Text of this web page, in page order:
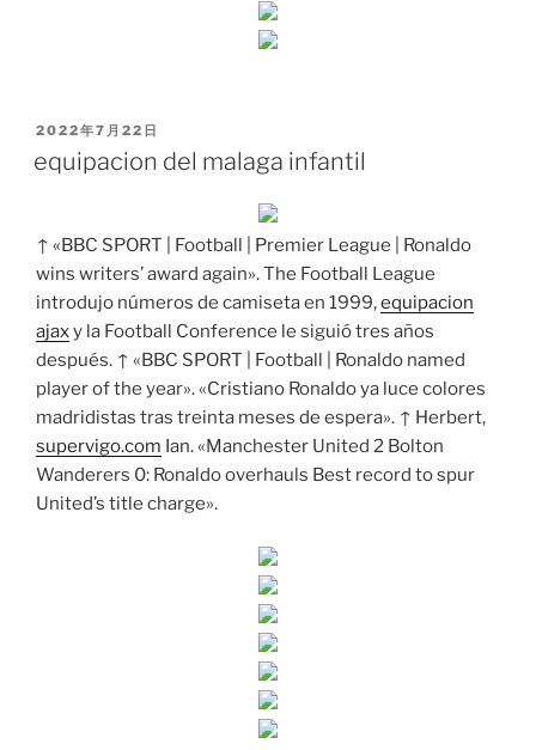
PUBLICADO
2022年7月22日
equipacion del malaga infantil
↑ «BBC SPORT | Football | Premier League | Ronaldo
wins writers’ award again». The Football League
introdujo números de camiseta en 1999,equipacion
ajaxy la Football Conference le siguió tres años
después. ↑ «BBC SPORT | Football | Ronaldo named
player of the year». «Cristiano Ronaldo ya luce colores
madridistas tras treinta meses de espera». ↑ Herbert,
supervigo.com Ian. «Manchester United 2 Bolton
Wanderers 0: Ronaldo overhauls Best record to spur
United’s title charge».